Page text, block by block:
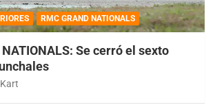
RMC GRAND NATIONALS
NATIONALS: Se cerró el sexto